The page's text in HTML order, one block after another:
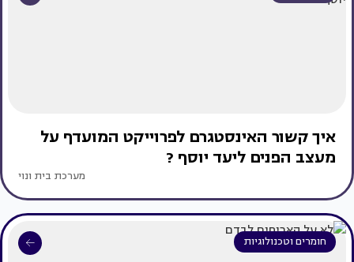
איך קשור האינסטגרם לפרוייקט המועדף על
מעצב הפנים ליעד יוסף ?
מערכת בית ונוי
חומרים וטכנולוגיות